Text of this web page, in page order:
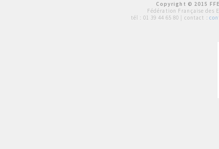
Copyright © 2015
Fédération Française des
tél : 01 39 44 65 80 | contact :